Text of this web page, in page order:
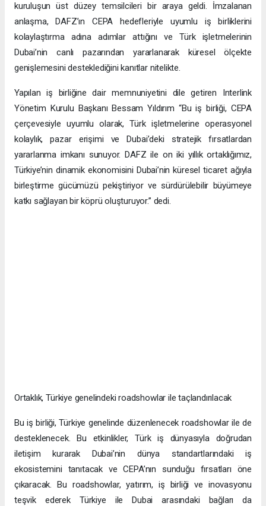
kuruluşun üst düzey temsilcileri bir araya geldi. İmzalanan
anlaşma, DAFZ’ın CEPA hedefleriyle uyumlu iş birliklerini
kolaylaştırma adına adımlar attığını ve Türk işletmelerinin
Dubai’nin canlı pazarından yararlanarak küresel ölçekte
genişlemesini desteklediğini kanıtlar nitelikte.
Yapılan iş birliğine dair memnuniyetini dile getiren Interlink
Yönetim Kurulu Başkanı Bessam Yıldırım “Bu iş birliği, CEPA
çerçevesiyle uyumlu olarak, Türk işletmelerine operasyonel
kolaylık, pazar erişimi ve Dubai’deki stratejik fırsatlardan
yararlanma imkanı sunuyor. DAFZ ile on iki yıllık ortaklığımız,
Türkiye’nin dinamik ekonomisini Dubai’nin küresel ticaret ağıyla
birleştirme gücümüzü pekiştiriyor ve sürdürülebilir büyümeye
katkı sağlayan bir köprü oluşturuyor.” dedi.
Ortaklık, Türkiye genelindeki roadshowlar ile taçlandırılacak
Bu iş birliği, Türkiye genelinde düzenlenecek roadshowlar ile de
desteklenecek. Bu etkinlikler, Türk iş dünyasıyla doğrudan
iletişim kurarak Dubai’nin dünya standartlarındaki iş
ekosistemini tanıtacak ve CEPA’nın sunduğu fırsatları öne
çıkaracak. Bu roadshowlar, yatırım, iş birliği ve inovasyonu
teşvik ederek Türkiye ile Dubai arasındaki bağları da